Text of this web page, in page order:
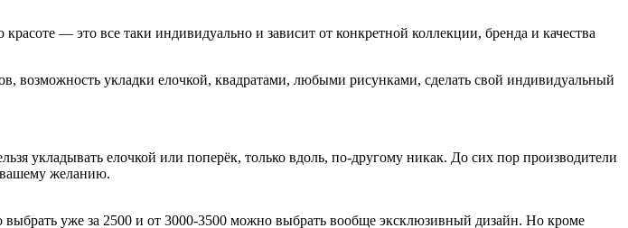
— это все таки индивидуально и зависит от конкретной коллекции, бренда и качества
возможность укладки елочкой, квадратами, любыми рисунками, сделать свой индивидуальный
укладывать елочкой или поперёк, только вдоль, по-другому никак. До сих пор производители
вашему желанию.
уже за 2500 и от 3000-3500 можно выбрать вообще эксклюзивный дизайн. Но кроме